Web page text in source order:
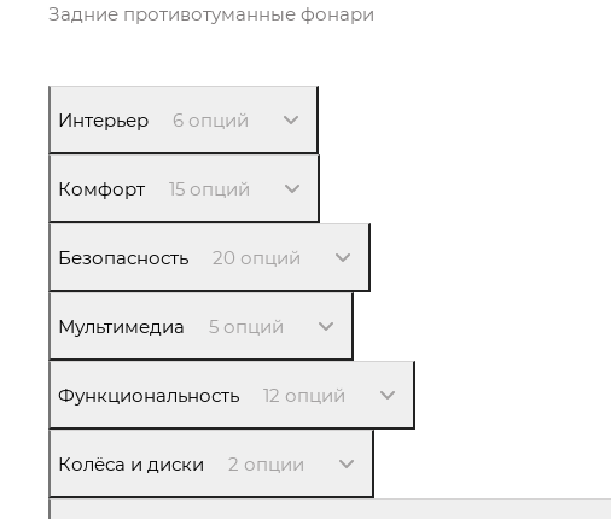
Задние противотуманные фонари
Интерьер 6 опций
Комфорт 15 опций
Безопасность 20 опций
Мультимедиа 5 опций
Функциональность 12 опций
Колёса и диски 2 опции